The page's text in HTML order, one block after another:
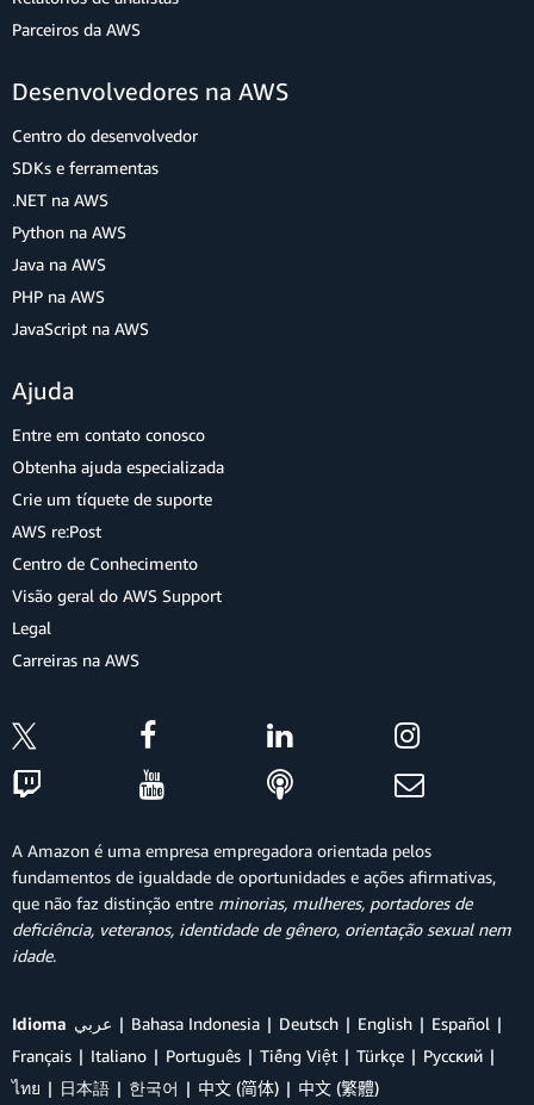
Parceiros da AWS
Desenvolvedores na AWS
Centro do desenvolvedor
SDKs e ferramentas
.NET na AWS
Python na AWS
Java na AWS
PHP na AWS
JavaScript na AWS
Ajuda
Entre em contato conosco
Obtenha ajuda especializada
Crie um tíquete de suporte
AWS re:Post
Centro de Conhecimento
Visão geral do AWS Support
Legal
Carreiras na AWS
A Amazon é uma empresa empregadora orientada pelos
fundamentos de igualdade de oportunidades e ações afirmativas,
que não faz distinção entre minorias, mulheres, portadores de
deficiência, veteranos, identidade de gênero, orientação sexual nem
idade.
Idioma عربي Bahasa Indonesia Deutsch English
Español
Français
Italiano Português Tiếng Việt Türkçe
Ρусский
ไทย
日本語 한국어 中文 (简体) 中文 (繁體)